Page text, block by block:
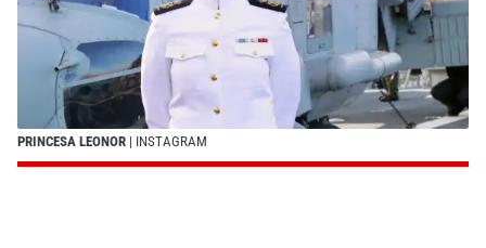
PRINCESA LEONOR | INSTAGRAM